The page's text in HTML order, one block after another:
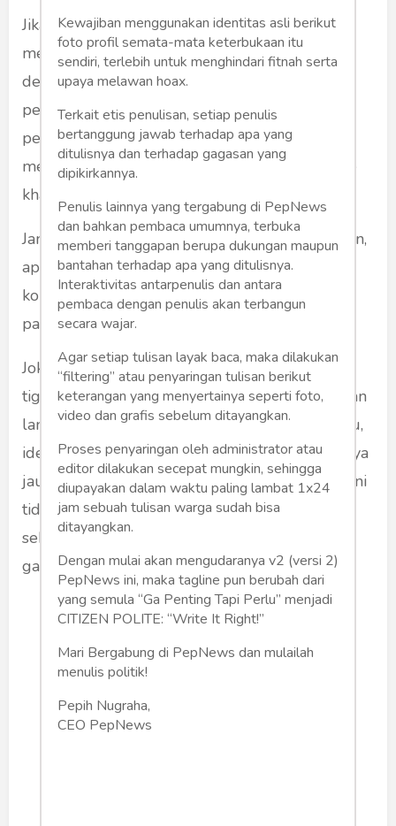
Jika hari-hari ini ada suara-suara yang ingin
memperpanjang kekuasaan Presiden Jokowi,
dengan aneka muslihat – tiga periode,
perpanjangan masa jabatan, atau penundaan
pemilu -- yang patut dicurigai adalah yang
memiliki gagasan dan yang melontarkannya ke
khalayak.
Jangan-jangan, orang-orang ini justru ketakutan,
apabila Presiden Jokowi berhenti sesuai
konstitusi di tahun 2024, kekuasaan mereka di
partai atau di kumpulan juga tumbang?
Jokowi sendiri jauh-jauh hari, setidaknya sudah
tiga kali menegaskan: “saya ini produk pemilihan
langsung”. Dan itu amanat reformasi. Karena itu,
ide amendemen konstitusi pun sudah ditolaknya
jauh-jauh hari. Alasannya sederhana: “Apakah ini
tidak akan melebar ke mana-mana? Bukan
sekadar amendemen untuk kembali ke garis-
garis besar haluan negara?”
Suara-suara untuk
melanggengkan kekuasaan
Presiden hari-hari ini datang
dari para pecandu yang
khawatir kehilangan
Kewajiban menggunakan identitas asli berikut
foto profil semata-mata keterbukaan itu
sendiri, terlebih untuk menghindari fitnah serta
upaya melawan hoax.
Terkait etis penulisan, setiap penulis
bertanggung jawab terhadap apa yang
ditulisnya dan terhadap gagasan yang
dipikirkannya.
Penulis lainnya yang tergabung di PepNews
dan bahkan pembaca umumnya, terbuka
memberi tanggapan berupa dukungan maupun
bantahan terhadap apa yang ditulisnya.
Interaktivitas antarpenulis dan antara
pembaca dengan penulis akan terbangun
secara wajar.
Agar setiap tulisan layak baca, maka dilakukan
“filtering” atau penyaringan tulisan berikut
keterangan yang menyertainya seperti foto,
video dan grafis sebelum ditayangkan.
Proses penyaringan oleh administrator atau
editor dilakukan secepat mungkin, sehingga
diupayakan dalam waktu paling lambat 1x24
jam sebuah tulisan warga sudah bisa
ditayangkan.
Dengan mulai akan mengudaranya v2 (versi 2)
PepNews ini, maka tagline pun berubah dari
yang semula “Ga Penting Tapi Perlu” menjadi
CITIZEN POLITE: “Write It Right!”
Mari Bergabung di PepNews dan mulailah
menulis politik!
Pepih Nugraha,
CEO PepNews